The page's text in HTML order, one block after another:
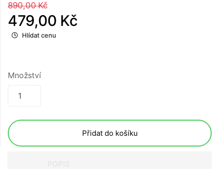
890,00 Kč
479,00 Kč
Hlídat cenu
Množství
Přidat do košíku